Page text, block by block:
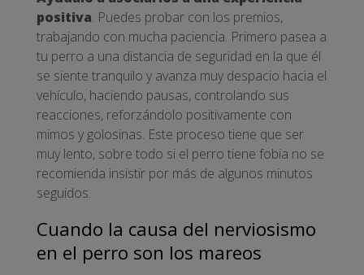
positiva. Puedes probar con los premios,
trabajando con mucha paciencia. Primero pasea a
tu perro a una distancia de seguridad en la que él
se siente tranquilo y avanza muy despacio hacia el
vehículo, haciendo pausas, controlando sus
reacciones, reforzándolo positivamente con
mimos y golosinas. Este proceso tiene que ser
muy lento, sobre todo si el perro tiene fobia no se
recomienda insistir por más de algunos minutos
seguidos.
Cuando la causa del nerviosismo
en el perro son los mareos